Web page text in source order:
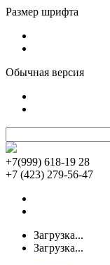
Размер шрифта
Обычная версия
+7(999) 618-19 28
+7 (423) 279-56-47
Загрузка...
Загрузка...